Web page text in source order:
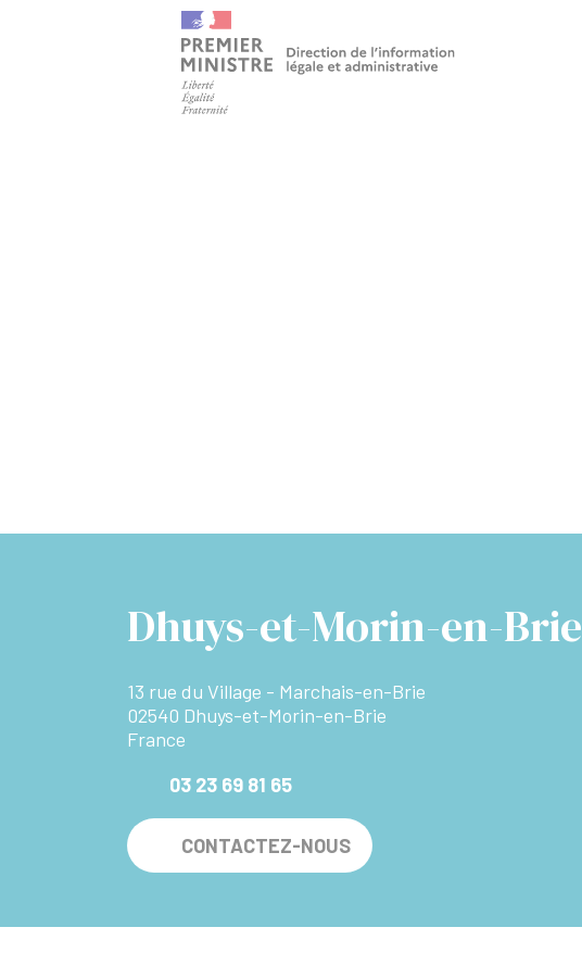
Dhuys-et-Morin-en-Brie
13 rue du Village - Marchais-en-Brie
02540 Dhuys-et-Morin-en-Brie
France
03 23 69 81 65
CONTACTEZ-NOUS